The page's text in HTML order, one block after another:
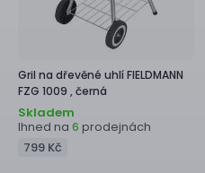
Gril na dřevěné uhlíFIELDMANN
FZG 1009 ,černá
Skladem
Ihned na 6 prodejnách
799 Kč